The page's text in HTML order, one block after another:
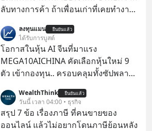
ลับทางการค้า ถ้าเพื่อนเก่าที่เคยทำงาน
เก่าที่เขาเคยทำไว้ ตอนยังอยู่บริษัท
เดียวกัน
ลงทุนแมน ยืนยันแล้ว
ได้รับการบูสต์
โอกาสในหุ้น AI จีนที่มาแรง
MEGA10AICHINA คัดเลือกหุ้นใหม่ 9
ตัว เข้ากองทุน.. ครอบคลุมทั้งซัปพลาย
โปรโมชัน ลด 50% ค่าธรรมเนียมซื้อ |
ยอด 2 ล้านบาทขึ้นไป ฟรีค่าธรรมเนียม
ซื้อ
WealthThink ยืนยันแล้ว
วันนี้ เวลา 04:00 • ธุรกิจ
สรุป 7 ข้อ เรื่องภาษี ที่คนขายของ
ออนไลน์ แล้วไม่อยากโดนภาษีย้อนหลัง